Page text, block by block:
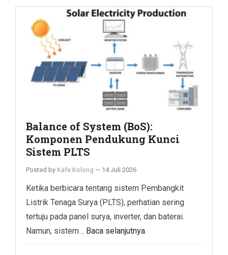
Balance of System (BoS):
Komponen Pendukung Kunci
Sistem PLTS
Posted by Kafe Kolong — 14 Juli 2026
Ketika berbicara tentang sistem Pembangkit
Listrik Tenaga Surya (PLTS), perhatian sering
tertuju pada panel surya, inverter, dan baterai.
Namun, sistem… Baca selanjutnya